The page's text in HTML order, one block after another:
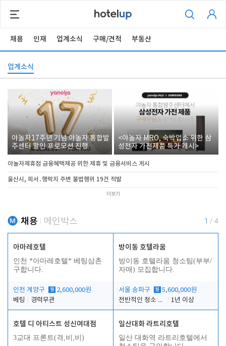
채용 인재 업계소식 구매/견적 부동산
업계소식
야놀자17주년 기념 야놀자 통합발
주센터 할인 프로모션 진행
<야놀자 MRO, 숙박업소 위한 삼
성전자 가전제품 특가 개시>
야놀자제휴점 금융혜택제공 위한 제휴 및 금융서비스 게시
울산시, 피서․행락지 주변 불법행위 19건 적발
더보기
채용 메인박스 1 / 4
아마레호텔
인천 *아마레호텔* 베팅삼촌
구합니다.
인천 계양구 월 2,600,000원
베팅
경력무관
방이동 호텔라움
방이동 호텔라움 청소팀(부부/
자매) 모집합니다.
서울 송파구 월 5,600,000원
전반적인 청소 업무(객실청소.객실정리)
1년 이상
호텔 디 아티스트 성신여대점
3교대 프론트(격,비,비)
일산대화 라트리호텔
일산 대화역 라트리호텔에서